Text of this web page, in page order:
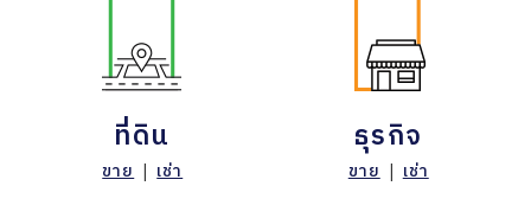
ที่ดิน
ขาย | เช่า
ธุรกิจ
ขาย | เช่า